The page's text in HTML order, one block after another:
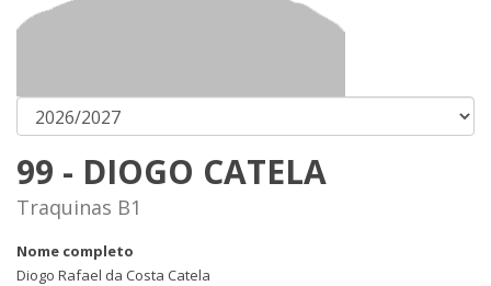
99 - DIOGO CATELA
Traquinas B1
Nome completo
Diogo Rafael da Costa Catela